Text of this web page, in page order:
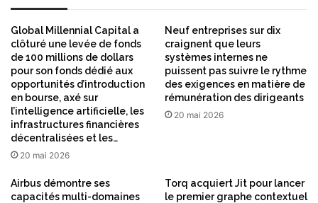
Global Millennial Capital a
clôturé une levée de fonds
de 100 millions de dollars
pour son fonds dédié aux
opportunités d’introduction
en bourse, axé sur
l’intelligence artificielle, les
infrastructures financières
décentralisées et les…
20 mai 2026
Neuf entreprises sur dix
craignent que leurs
systèmes internes ne
puissent pas suivre le rythme
des exigences en matière de
rémunération des dirigeants
20 mai 2026
Airbus démontre ses
capacités multi-domaines
Torq acquiert Jit pour lancer
le premier graphe contextuel